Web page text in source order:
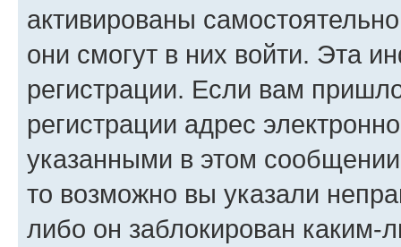
активированы
они смогут в них войти. Эта
регистрации. Если вам
регистрации адрес
указанными в этом
то возможно вы указали
либо он заблокирован